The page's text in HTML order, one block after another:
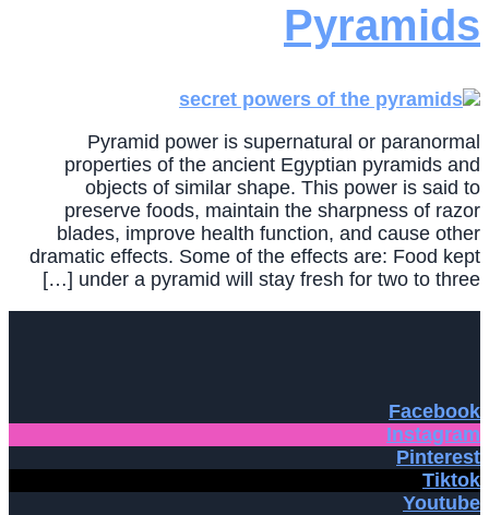
Pyramids
Pyramid power is supernatural or paranormal
properties of the ancient Egyptian pyramids and
objects of similar shape. This power is said to
preserve foods, maintain the sharpness of razor
blades, improve health function, and cause other
dramatic effects. Some of the effects are: Food kept
under a pyramid will stay fresh for two to three […]
Facebook
Instagram
Pinterest
Tiktok
Youtube